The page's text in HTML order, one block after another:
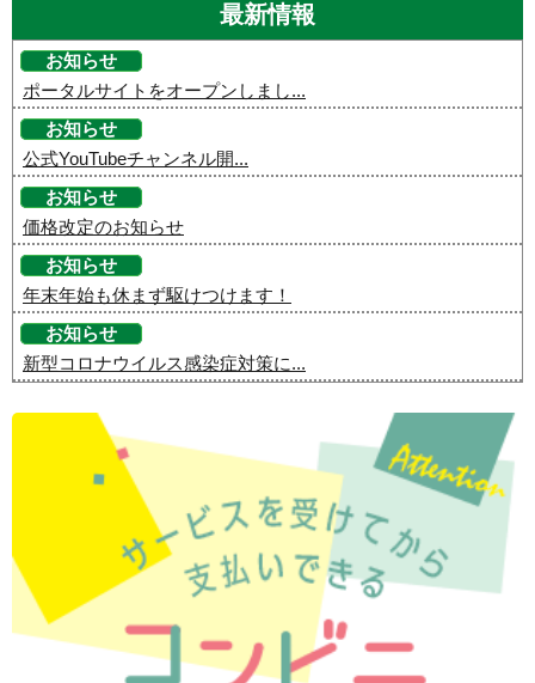
最新情報
お知らせ
ポータルサイトをオープンしまし...
お知らせ
公式YouTubeチャンネル開...
お知らせ
価格改定のお知らせ
お知らせ
年末年始も休まず駆けつけます！
お知らせ
新型コロナウイルス感染症対策に...